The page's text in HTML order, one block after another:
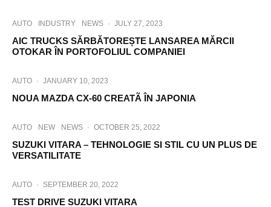
AUTO INDUSTRY NEWS · JULY 27, 2023
AIC TRUCKS SĂRBĂTOREȘTE LANSAREA MĂRCII
OTOKAR ÎN PORTOFOLIUL COMPANIEI
AUTO · JANUARY 10, 2023
NOUA MAZDA CX-60 CREATÃ ÎN JAPONIA
AUTO NEW NEWS · OCTOBER 25, 2022
SUZUKI VITARA – TEHNOLOGIE SI STIL CU UN PLUS DE
VERSATILITATE
AUTO · SEPTEMBER 20, 2022
TEST DRIVE SUZUKI VITARA